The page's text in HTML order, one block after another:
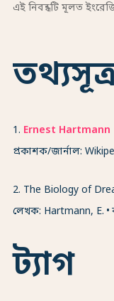
এই নিবন্ধটি মূলত
1. Ernest Hartmann
প্রকাশক/জার্নাল:
2. The Biology of
লেখক: Hartmann, E.
ট্যাগ